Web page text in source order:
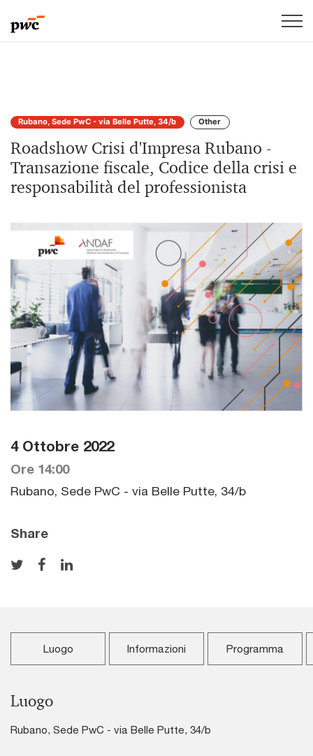
Rubano, Sede PwC - via Belle Putte, 34/b Other
Roadshow Crisi d'Impresa Rubano -
Transazione fiscale, Codice della crisi e
responsabilità del professionista
4 Ottobre 2022
Ore 14:00
Rubano, Sede PwC - via Belle Putte, 34/b
Share
Luogo Informazioni Programma
Luogo
Rubano, Sede PwC - via Belle Putte, 34/b